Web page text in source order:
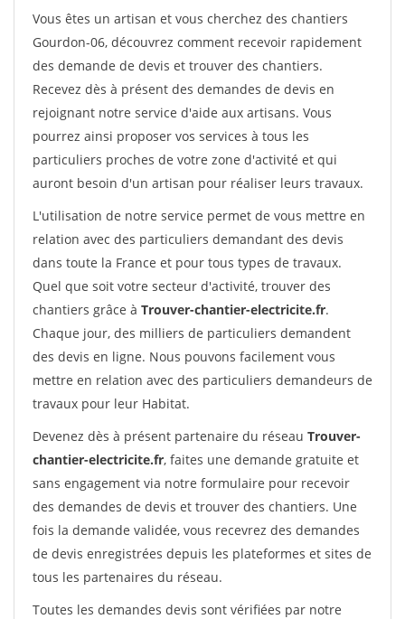
Vous êtes un artisan et vous cherchez des chantiers
Gourdon-06, découvrez comment recevoir rapidement
des demande de devis et trouver des chantiers.
Recevez dès à présent des demandes de devis en
rejoignant notre service d'aide aux artisans. Vous
pourrez ainsi proposer vos services à tous les
particuliers proches de votre zone d'activité et qui
auront besoin d'un artisan pour réaliser leurs travaux.
L'utilisation de notre service permet de vous mettre en
relation avec des particuliers demandant des devis
dans toute la France et pour tous types de travaux.
Quel que soit votre secteur d'activité, trouver des
chantiers grâce à Trouver-chantier-electricite.fr.
Chaque jour, des milliers de particuliers demandent
des devis en ligne. Nous pouvons facilement vous
mettre en relation avec des particuliers demandeurs de
travaux pour leur Habitat.
Devenez dès à présent partenaire du réseau Trouver-
chantier-electricite.fr, faites une demande gratuite et
sans engagement via notre formulaire pour recevoir
des demandes de devis et trouver des chantiers. Une
fois la demande validée, vous recevrez des demandes
de devis enregistrées depuis les plateformes et sites de
tous les partenaires du réseau.
Toutes les demandes devis sont vérifiées par notre